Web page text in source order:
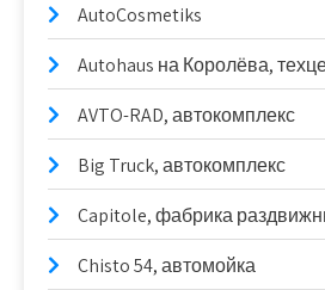
AutoCosmetiks
Autohaus на Королёва,
AVTO-RAD, автокомплекс
Big Truck, автокомплекс
Capitole, фабрика
Chisto 54, автомойка